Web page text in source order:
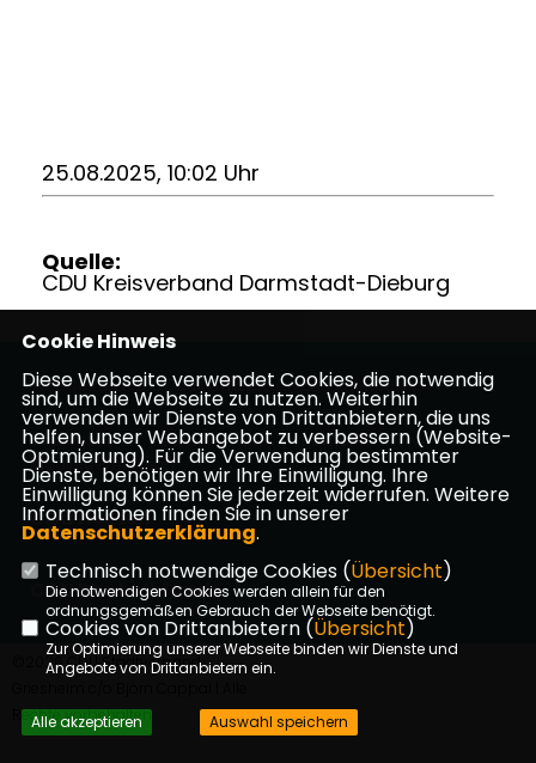
25.08.2025, 10:02 Uhr
Quelle:
CDU Kreisverband Darmstadt-Dieburg
Webseite des CDU Stadtverbandes Griesheim
Impressum Datenschutz
Kontakt
Mitgliederbereich
CDU Hessen
CDU Deutschlands
©2026 CDU Stadtverband
Rechte vorbehalten.
Cookie Hinweis
Diese Webseite verwendet Cookies, die notwendig
sind, um die Webseite zu nutzen. Weiterhin
verwenden wir Dienste von Drittanbietern, die uns
helfen, unser Webangebot zu verbessern (Website-
Optmierung). Für die Verwendung bestimmter
Dienste, benötigen wir Ihre Einwilligung. Ihre
Einwilligung können Sie jederzeit widerrufen. Weitere
Informationen finden Sie in unserer
Datenschutzerklärung.
Technisch notwendige Cookies (Übersicht)
Die notwendigen Cookies werden allein für den
ordnungsgemäßen Gebrauch der Webseite benötigt.
Cookies von Drittanbietern (Übersicht)
Zur Optimierung unserer Webseite binden wir Dienste und
Angebote von Drittanbietern ein.
Alle akzeptieren Auswahl speichern